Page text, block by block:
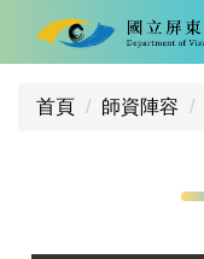
首頁 師資陣容